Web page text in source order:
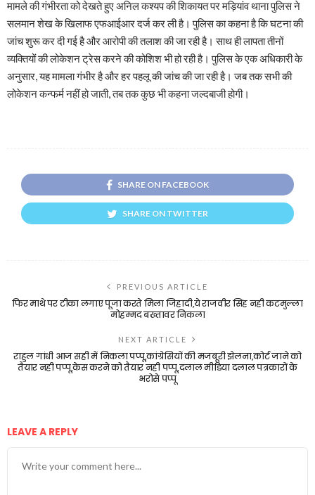
मामले की गंभीरता को देखते हुए अनिल कश्यप की शिकायत पर मड़ियांव थाना पुलिस ने
सलमान शेख के खिलाफ एफआईआर दर्ज कर ली है। पुलिस का कहना है कि घटना की
जांच शुरू कर दी गई है और आरोपी की तलाश की जा रही है। साथ ही लापता तीनों
व्यक्तियों की लोकेशन ट्रेस करने की कोशिश भी हो रही है। पुलिस के एक अधिकारी के
अनुसार, यह मामला गंभीर है और हर पहलू की जांच की जा रही है। जब तक सभी की
लोकेशन कन्फर्म नहीं हो जाती, तब तक कुछ भी कहना जल्दबाजी होगी।
SHARE ON FACEBOOK
SHARE ON TWITTER
PREVIOUS ARTICLE
फिर माथे पर टीका लगाए पूजा करते मिला जिहादी,ये राजवीर सिंह नही कटमुल्ला
मोहम्मद बख्तावर निकला
NEXT ARTICLE
राहुल गांधी आज सही में निकला पप्पू,कांग्रेसियों की मजबूरी झेलना,कोर्ट जाने को
तैयार नही पप्पू,केस करने को तैयार नही पप्पू,दलाल मीडिया दलाल पत्रकारों के
भरोसे पप्पू
LEAVE A REPLY